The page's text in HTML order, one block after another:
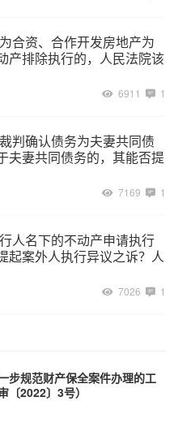
合资、合作开发房地产为
产排除执行的，人民法院该
6911 1
判确认债务为夫妻共同债
夫妻共同债务的，其能否提
7169 1
人名下的不动产申请执行
起案外人执行异议之诉？人
7026 1
步规范财产保全案件办理的工
〔2022〕3号）